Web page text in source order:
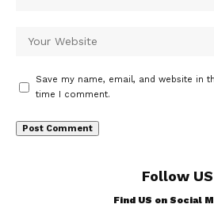
Save my name, email, and website in
time I comment.
Follow US
Find US on Social